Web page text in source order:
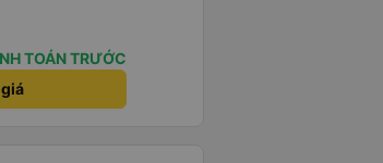
thú vị. Chúng
đêm ở Cần
dừng, họ đánh
sàng. Nhìn
TOÁN TRƯỚC